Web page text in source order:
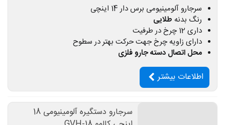
سرجارو آلومینیومی برس دار 14 اینچی
رنگ بدنه طلایی
داری 12 چرخ در طرفیت
دارای زاویه چرخ جهت حرکت بهتر در سطوح
محل اتصال دسته جارو فلزی
اطلاعات بیشتر
سرجارو دستگیره آلومینیومی 18